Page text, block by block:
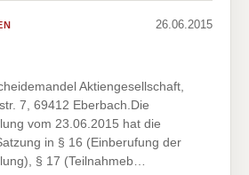
26.06.2015
Aktiengesellschaft,
7, 69412 Eberbach.Die
vom 23.06.2015 hat die
in § 16 (Einberufung der
§ 17 (Teilnahmeb…